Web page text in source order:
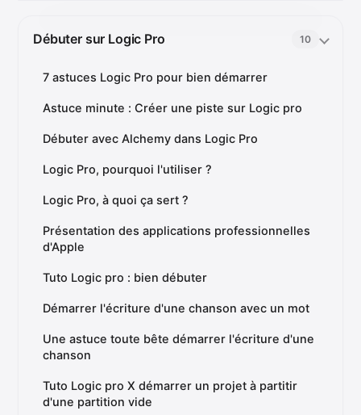
Débuter sur Logic Pro 10
7 astuces Logic Pro pour bien démarrer
Astuce minute : Créer une piste sur Logic pro
Débuter avec Alchemy dans Logic Pro
Logic Pro, pourquoi l'utiliser ?
Logic Pro, à quoi ça sert ?
Présentation des applications professionnelles
d'Apple
Tuto Logic pro : bien débuter
Démarrer l'écriture d'une chanson avec un mot
Une astuce toute bête démarrer l'écriture d'une
chanson
Tuto Logic pro X démarrer un projet à partitir
d'une partition vide